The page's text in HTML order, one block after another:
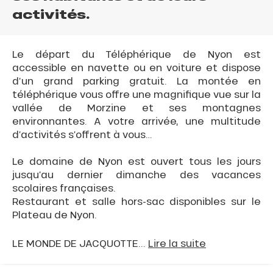
activités.
Le départ du Téléphérique de Nyon est
accessible en navette ou en voiture et dispose
d’un grand parking gratuit. La montée en
téléphérique vous offre une magnifique vue sur la
vallée de Morzine et ses montagnes
environnantes. A votre arrivée, une multitude
d’activités s’offrent à vous…
Le domaine de Nyon est ouvert tous les jours
jusqu’au dernier dimanche des vacances
scolaires françaises.
Restaurant et salle hors-sac disponibles sur le
Plateau de Nyon.
LE MONDE DE JACQUOTTE... Lire la suite